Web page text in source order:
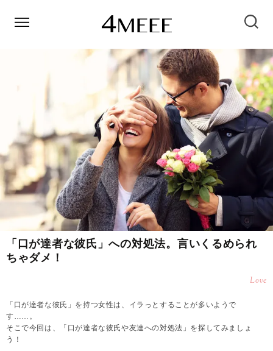
「口が達者な彼氏」への対処法。言いくるめられ
ちゃダメ！
Love
「口が達者な彼氏」を持つ女性は、イラっとすることが多いようで
す……。
そこで今回は、「口が達者な彼氏や友達への対処法」を探してみましょ
う！